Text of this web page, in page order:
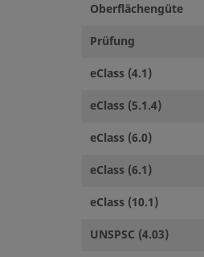
Oberflächengüte
Prüfung
eClass (4.1)
eClass (5.1.4)
eClass (6.0)
eClass (6.1)
eClass (10.1)
UNSPSC (4.03)